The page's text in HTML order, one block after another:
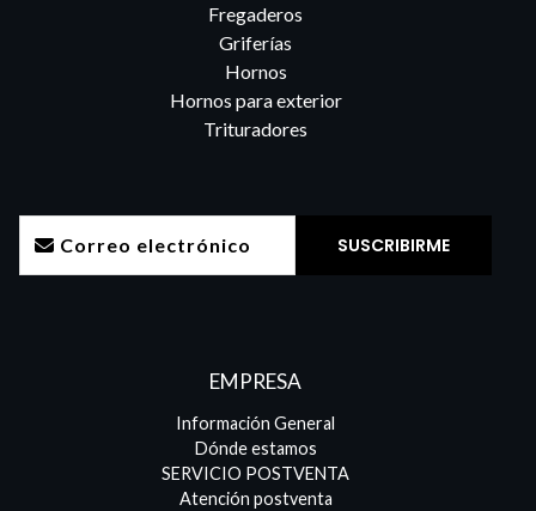
Fregaderos
Griferías
Hornos
Hornos para exterior
Trituradores
EMPRESA
Información General
Dónde estamos
SERVICIO POSTVENTA
Atención postventa